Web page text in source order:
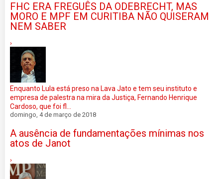
FHC ERA FREGUÊS DA ODEBRECHT, MAS
MORO E MPF EM CURITIBA NÃO QUISERAM
NEM SABER
›
Enquanto Lula está preso na Lava Jato e tem seu instituto e
empresa de palestra na mira da Justiça, Fernando Henrique
Cardoso, que foi fl...
domingo, 4 de março de 2018
A ausência de fundamentações mínimas nos
atos de Janot
›